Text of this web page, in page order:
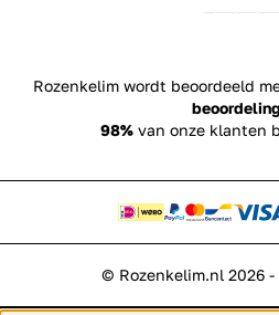
Rozenkelim wordt beoordeeld
98%van onze klanten
© Rozenkelim.nl 2026